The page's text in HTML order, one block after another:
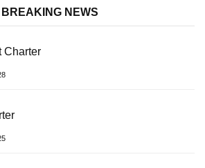
BREAKING NEWS
Charter